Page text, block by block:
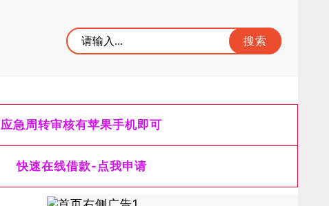
应急周转审核有苹果手机即可
快速在线借款-点我申请